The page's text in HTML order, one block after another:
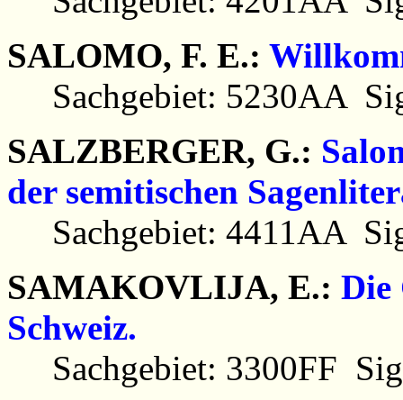
SALOMO, F. E.:
Sachgebiet: 5230AA
SALZBERGER, G.:
der semitischen
Sachgebiet: 4411AA
SAMAKOVLIJA, E.: Die
Schweiz.
Sachgebiet: 3300FF